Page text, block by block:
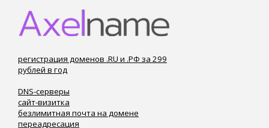
регистрация доменов .RU и .РФ за 299
рублей в год
DNS-серверы
сайт-визитка
безлимитная почта на домене
переадресация